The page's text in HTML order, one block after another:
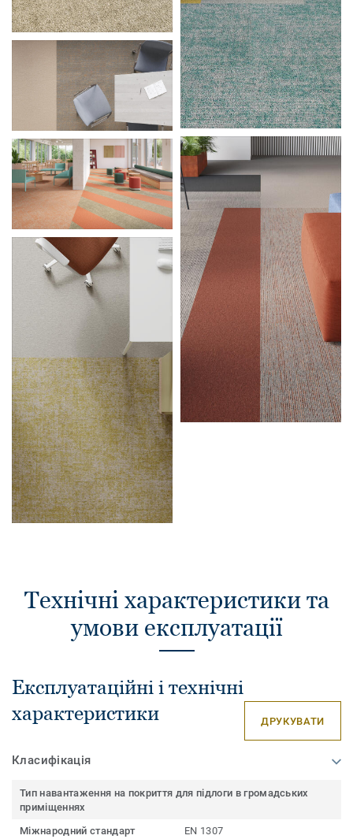
Технічні характеристики та
умови експлуатації
Експлуатаційні і технічні
характеристики
ДРУКУВАТИ
Класифікація
Тип навантаження на покриття для підлоги в громадських
приміщеннях
Міжнародний стандарт
EN 1307